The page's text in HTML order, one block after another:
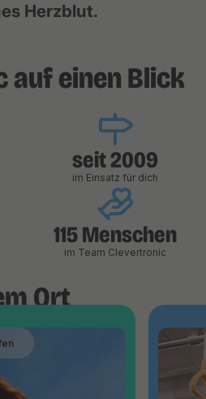
Herzblut.
auf einen Blick
seit 2009
im Einsatz für dich
115 Menschen
im Team Clevertronic
Ort